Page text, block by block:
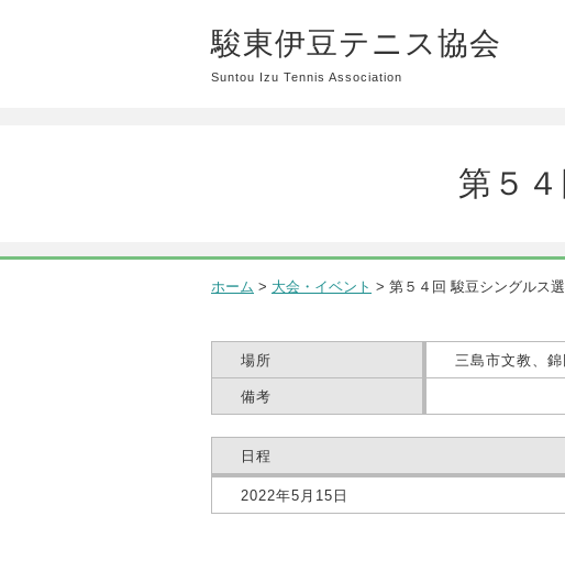
駿東伊豆テニス協会
Suntou Izu Tennis Association
第５
ホーム > 大会・イベント > 第５４回 駿豆シングルス
場所 三島市文教、錦
備考
日程
2022年5月15日